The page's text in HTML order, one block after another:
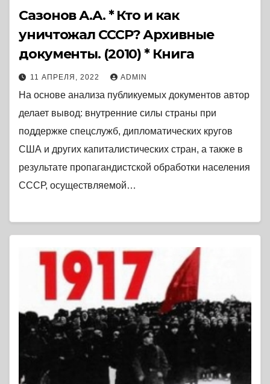
Сазонов А.А. * Кто и как
уничтожал СССР? Архивные
документы. (2010) * Книга
11 АПРЕЛЯ, 2022 ADMIN
На основе анализа публикуемых документов автор
делает вывод: внутренние силы страны при
поддержке спецслужб, дипломатических кругов
США и других капиталистических стран, а также в
результате пропагандистской обработки населения
СССР, осуществляемой…